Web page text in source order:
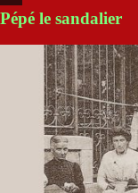
Pépé le sandalier